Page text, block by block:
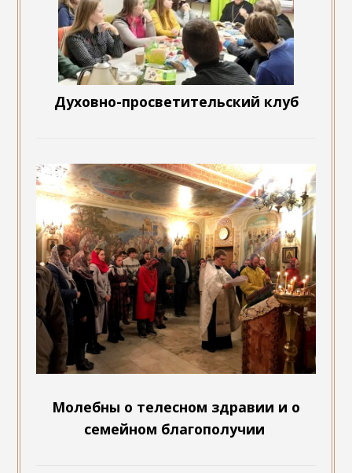
Духовно-просветительский клуб
Молебны о телесном здравии и о
семейном благополучии